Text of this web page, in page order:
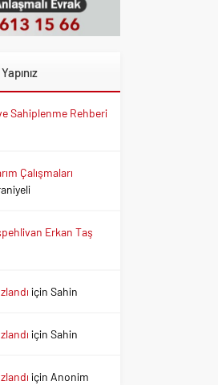
Sahiplenme Rehberi
Çalışmaları
Erkan Taş
içinSahin
içinSahin
için Anonim